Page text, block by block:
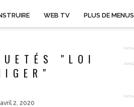
WEB TV PLUS DE MENUS
"LOI
avril 2, 2020